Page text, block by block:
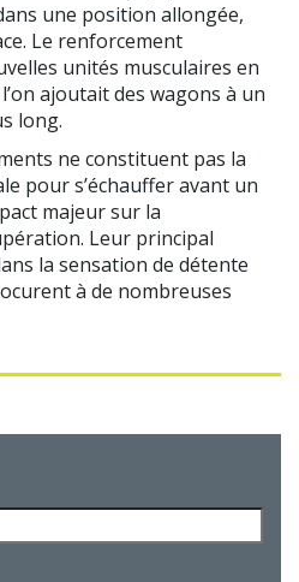
une position allongée,
Le renforcement
unités musculaires en
ajoutait des wagons à un
long.
ne constituent pas la
pour s’échauffer avant un
majeur sur la
Leur principal
la sensation de détente
à de nombreuses